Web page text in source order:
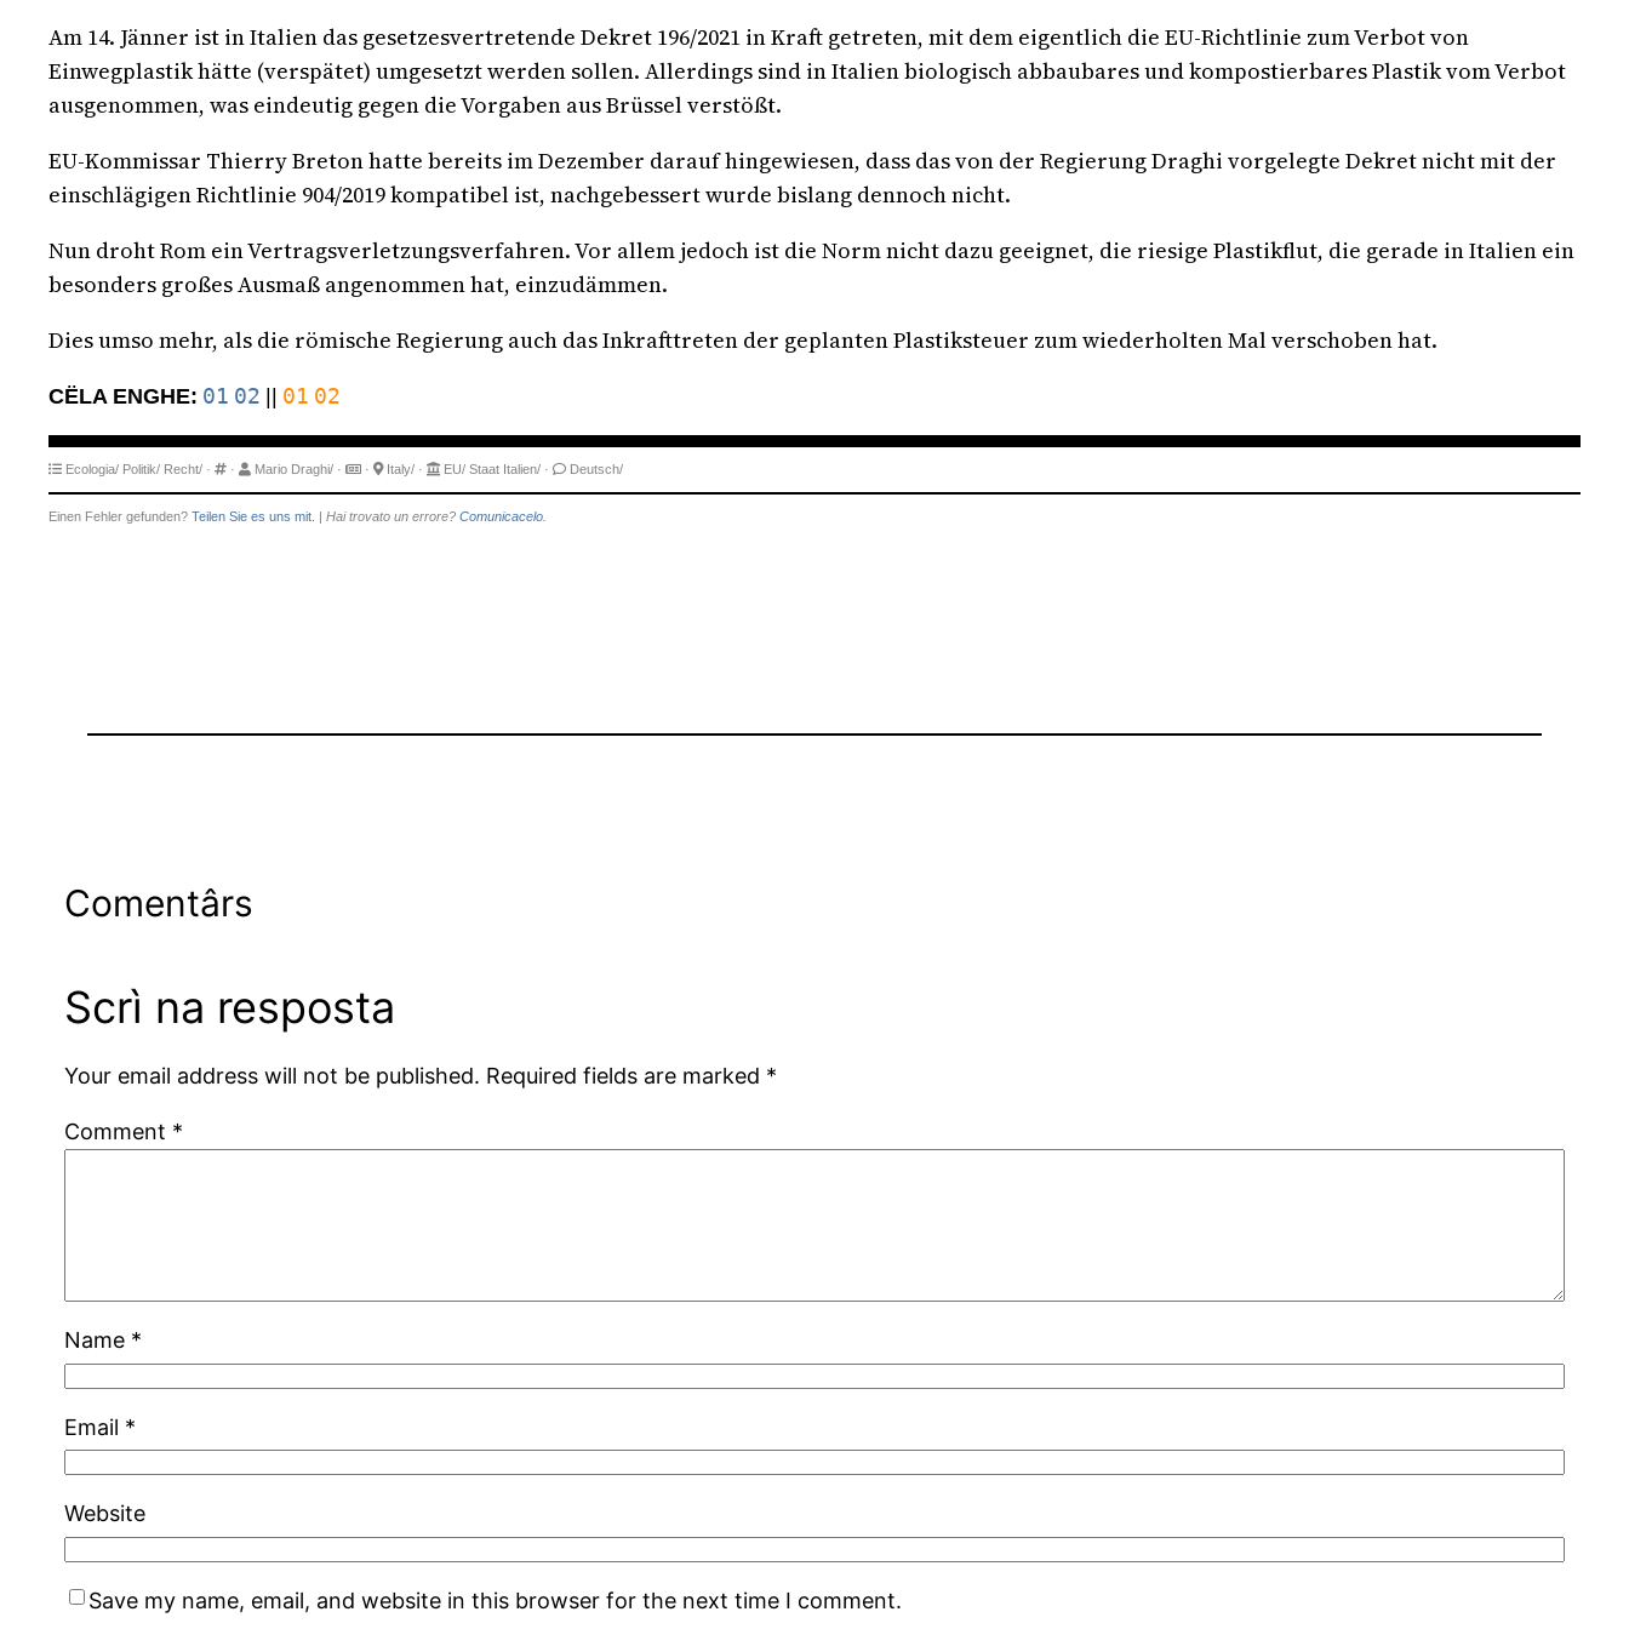
Am 14. Jänner ist in Italien das gesetzesvertretende Dekret 196/2021 in Kraft getreten, mit dem eigentlich die EU-Richtlinie zum Verbot von
Einwegplastik hätte (verspätet) umgesetzt werden sollen. Allerdings sind in Italien biologisch abbaubares und kompostierbares Plastik vom Verbot
ausgenommen, was eindeutig gegen die Vorgaben aus Brüssel verstößt.
EU-Kommissar Thierry Breton hatte bereits im Dezember darauf hingewiesen, dass das von der Regierung Draghi vorgelegte Dekret nicht mit der
einschlägigen Richtlinie 904/2019 kompatibel ist, nachgebessert wurde bislang dennoch nicht.
Nun droht Rom ein Vertragsverletzungsverfahren. Vor allem jedoch ist die Norm nicht dazu geeignet, die riesige Plastikflut, die gerade in Italien ein
besonders großes Ausmaß angenommen hat, einzudämmen.
Dies umso mehr, als die römische Regierung auch das Inkrafttreten der geplanten Plastiksteuer zum wiederholten Mal verschoben hat.
CËLA ENGHE: 01 02 01 02
Ecologia/ Politik/ Recht/ · · Mario Draghi/ · · Italy/ · EU/ Staat Italien/ · Deutsch/
Einen Fehler gefunden? Teilen Sie es uns mit. | Hai trovato un errore? Comunicacelo.
Comentârs
Scrì na resposta
Your email address will not be published. Required fields are marked *
Comment *
Name *
Email *
Website
Save my name, email, and website in this browser for the next time I comment.